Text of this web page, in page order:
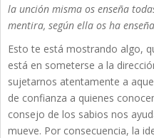
la unción misma os enseña
mentira, según ella os ha
Esto te está mostrando algo,
está en someterse a la
sujetarnos atentamente a
de confianza a quienes
consejo de los sabios nos
mueve. Por consecuencia, la